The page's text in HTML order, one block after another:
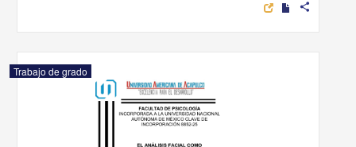
share
Trabajo de grado